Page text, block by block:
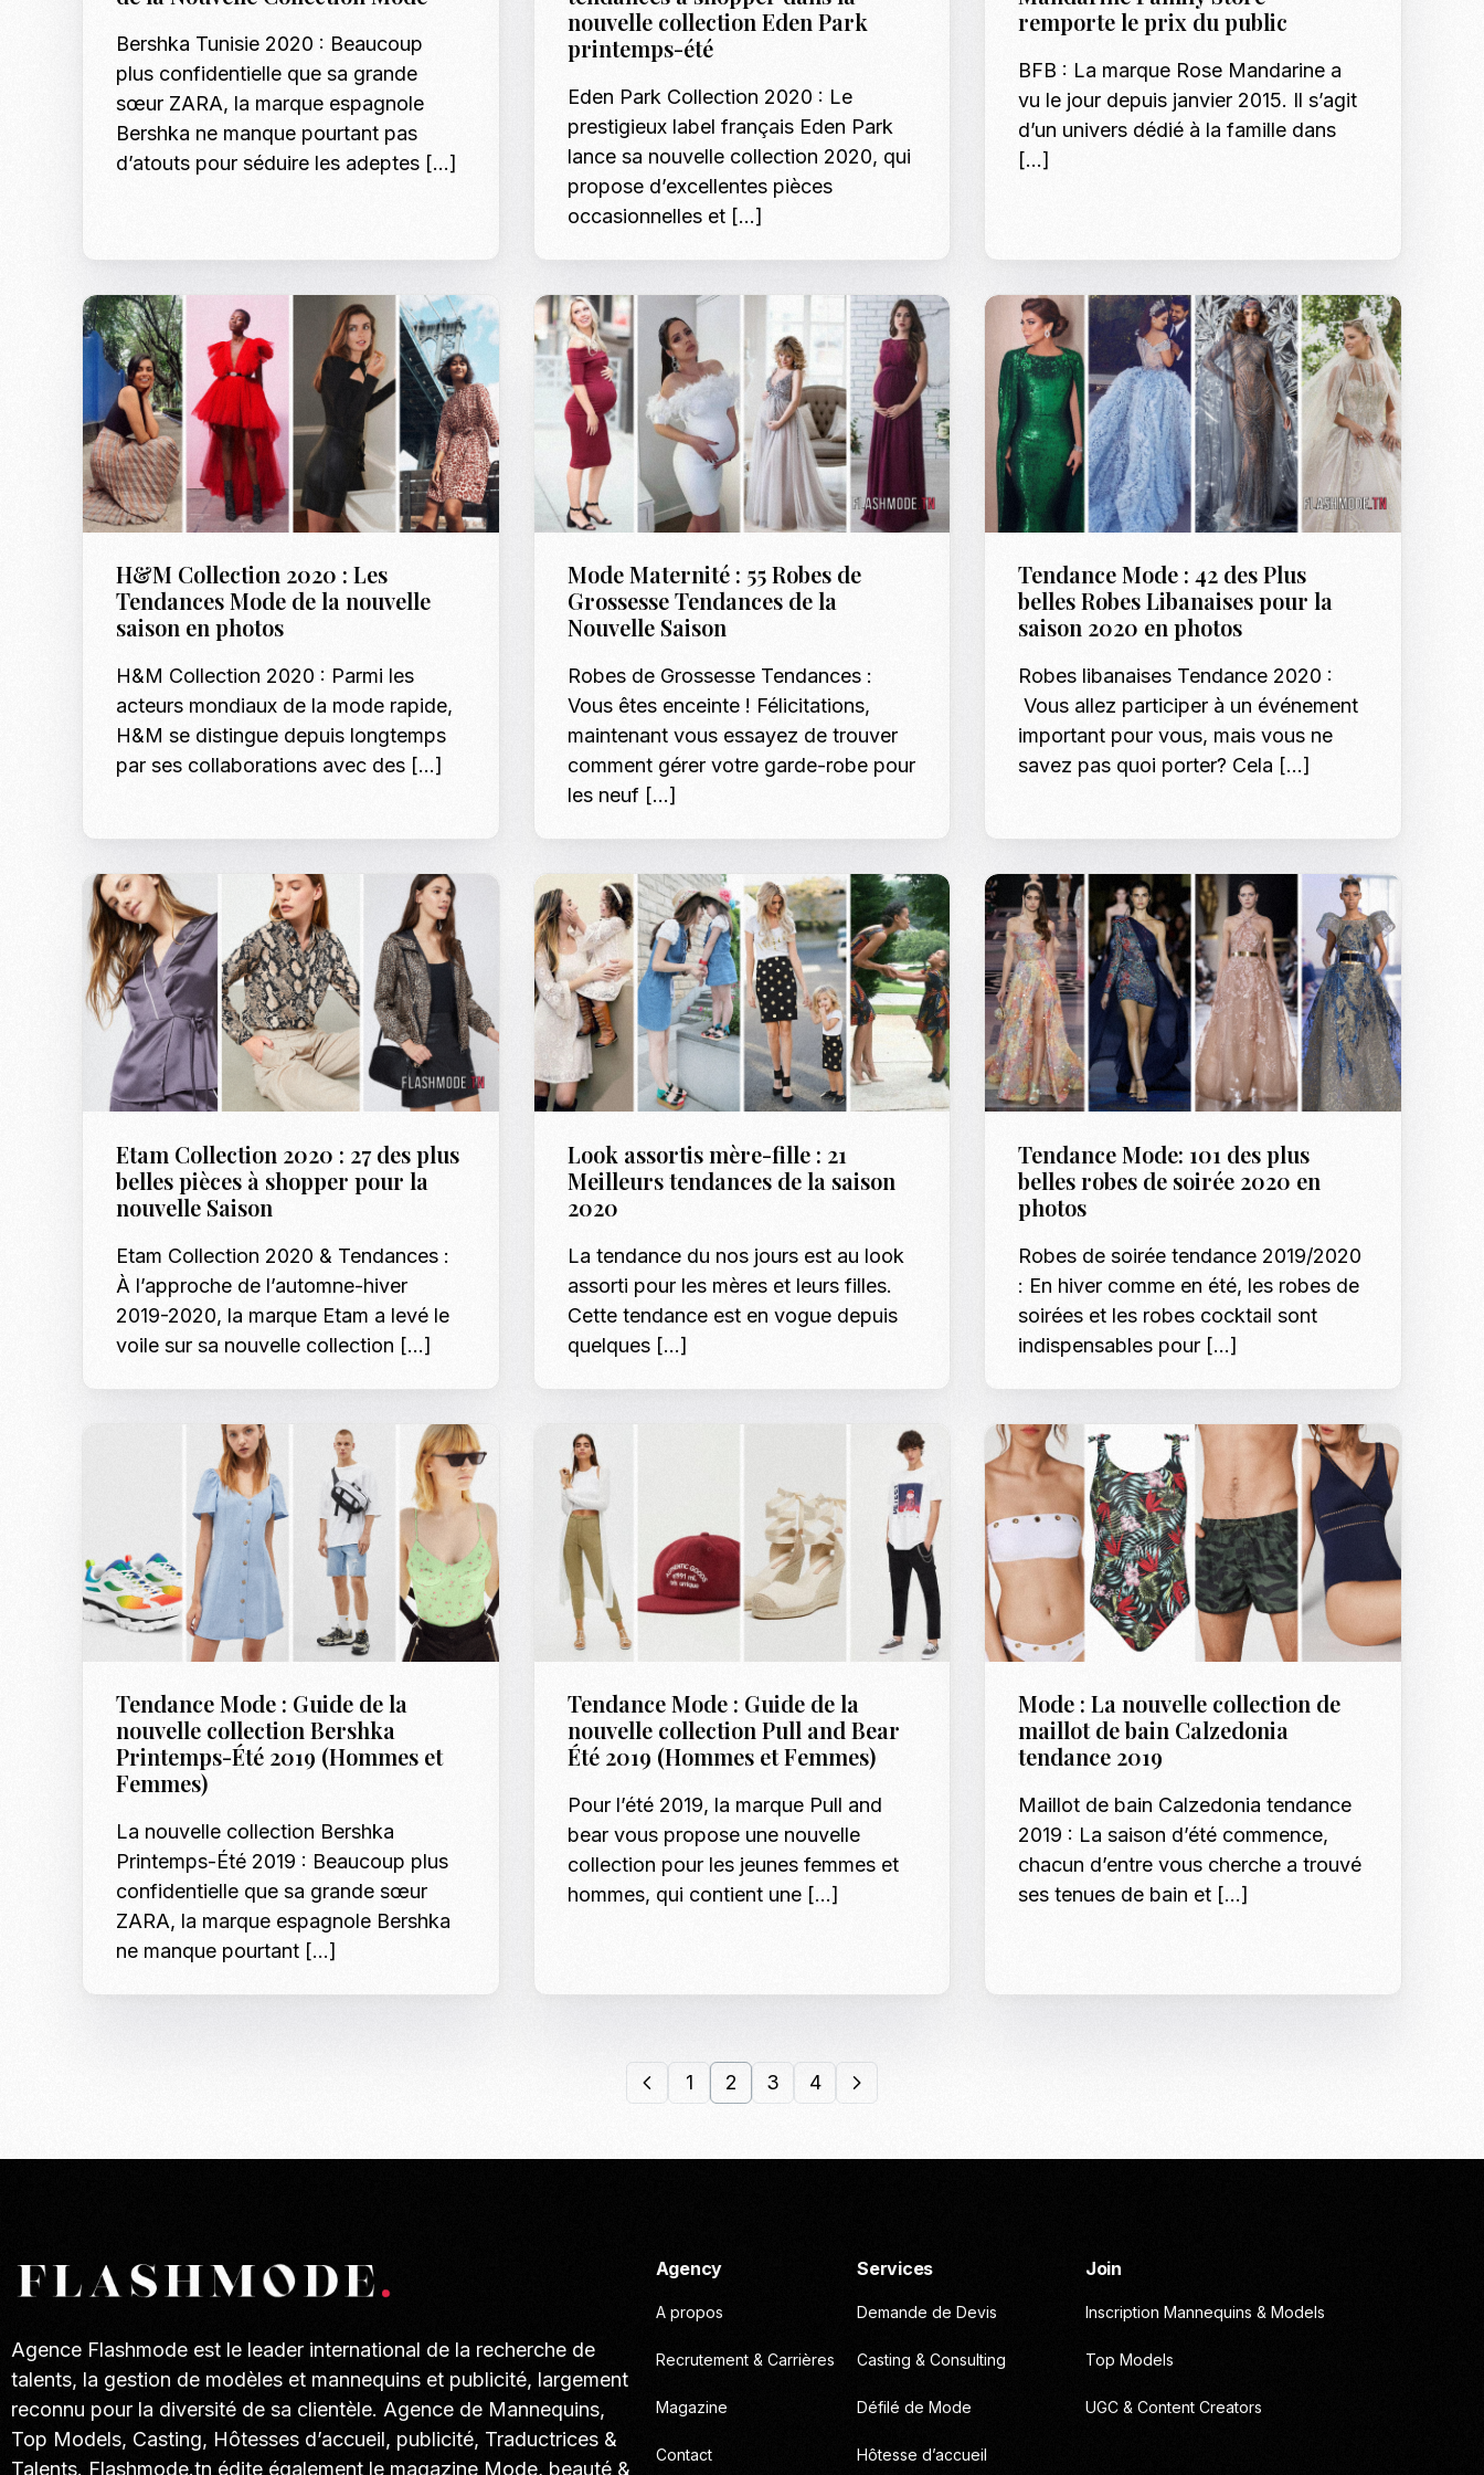
Shotify
Casting Top Model Search
Casting Mannequins, Modeles & Talents
Séance Photo, shooting et régie photo en Tunisie
Les tendances mode
Bershka Tunisie 2020 : Beaucoup
plus confidentielle que sa grande
sœur ZARA, la marque espagnole
Bershka ne manque pourtant pas
d’atouts pour séduire les adeptes […]
nouvelle collection Eden Park
printemps-été
Eden Park Collection 2020 : Le
prestigieux label français Eden Park
lance sa nouvelle collection 2020, qui
propose d’excellentes pièces
occasionnelles et […]
remporte le prix du public
BFB : La marque Rose Mandarine a
vu le jour depuis janvier 2015. Il s’agit
d’un univers dédié à la famille dans
[…]
H&M Collection 2020 : Les
Tendances Mode de la nouvelle
saison en photos
H&M Collection 2020 : Parmi les
acteurs mondiaux de la mode rapide,
H&M se distingue depuis longtemps
par ses collaborations avec des […]
Mode Maternité : 55 Robes de
Grossesse Tendances de la
Nouvelle Saison
Robes de Grossesse Tendances :
Vous êtes enceinte ! Félicitations,
maintenant vous essayez de trouver
comment gérer votre garde-robe pour
les neuf […]
Tendance Mode : 42 des Plus
belles Robes Libanaises pour la
saison 2020 en photos
Robes libanaises Tendance 2020 :
Vous allez participer à un événement
important pour vous, mais vous ne
savez pas quoi porter? Cela […]
Etam Collection 2020 : 27 des plus
belles pièces à shopper pour la
nouvelle Saison
Etam Collection 2020 & Tendances :
À l’approche de l’automne-hiver
2019-2020, la marque Etam a levé le
voile sur sa nouvelle collection […]
Look assortis mère-fille : 21
Meilleurs tendances de la saison
2020
La tendance du nos jours est au look
assorti pour les mères et leurs filles.
Cette tendance est en vogue depuis
quelques […]
Tendance Mode: 101 des plus
belles robes de soirée 2020 en
photos
Robes de soirée tendance 2019/2020
: En hiver comme en été, les robes de
soirées et les robes cocktail sont
indispensables pour […]
Tendance Mode : Guide de la
nouvelle collection Bershka
Printemps-Été 2019 (Hommes et
Femmes)
La nouvelle collection Bershka
Printemps-Été 2019 : Beaucoup plus
confidentielle que sa grande sœur
ZARA, la marque espagnole Bershka
ne manque pourtant […]
Tendance Mode : Guide de la
nouvelle collection Pull and Bear
Été 2019 (Hommes et Femmes)
Pour l’été 2019, la marque Pull and
bear vous propose une nouvelle
collection pour les jeunes femmes et
hommes, qui contient une […]
Mode : La nouvelle collection de
maillot de bain Calzedonia
tendance 2019
Maillot de bain Calzedonia tendance
2019 : La saison d’été commence,
chacun d’entre vous cherche a trouvé
ses tenues de bain et […]
1 2 3 4
Agence Flashmode est le leader international de la recherche de
talents, la gestion de modèles et mannequins et publicité, largement
reconnu pour la diversité de sa clientèle. Agence de Mannequins,
Top Models, Casting, Hôtesses d’accueil, publicité, Traductrices &
Talents. Flashmode.tn édite également le magazine Mode, beauté &
Agency
A propos
Recrutement & Carrières
Magazine
Contact
Services
Demande de Devis
Casting & Consulting
Défilé de Mode
Hôtesse d’accueil
Join
Inscription Mannequins & Models
Top Models
UGC & Content Creators